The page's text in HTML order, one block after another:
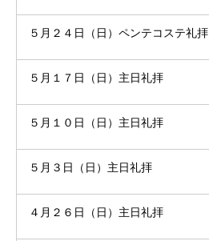
５月２４日（日）ペンテコステ礼拝
５月１７日（日）主日礼拝
５月１０日（日）主日礼拝
５月３日（日）主日礼拝
４月２６日（日）主日礼拝